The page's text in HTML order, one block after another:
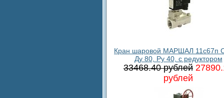
Кран шаровой МАРШАЛ 11с67п
Ду 80, Ру 40, с редуктором
33468.40 рублей
рублей